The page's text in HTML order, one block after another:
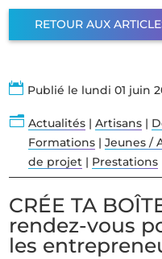
RETOUR AUX
 Publié le lundi 01 juin
n Actualités| Artisans|
Formations| Jeunes /
de projet| Prestations
CRÉE TA
rendez-vous
les